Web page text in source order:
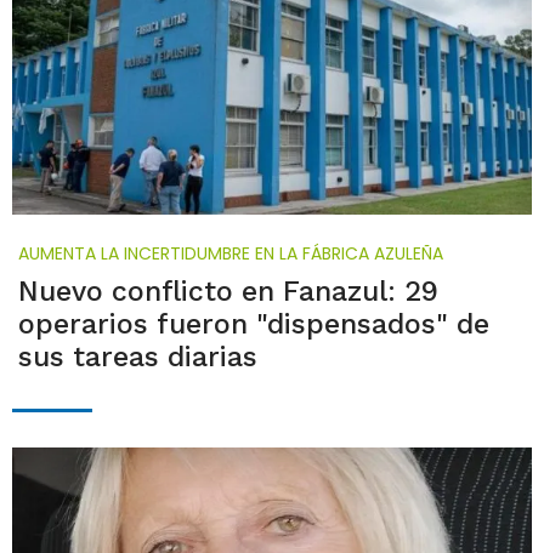
AUMENTA LA INCERTIDUMBRE EN LA FÁBRICA AZULEÑA
Nuevo conflicto en Fanazul: 29
operarios fueron "dispensados" de
sus tareas diarias